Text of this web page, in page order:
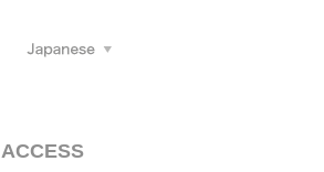
ACCESS